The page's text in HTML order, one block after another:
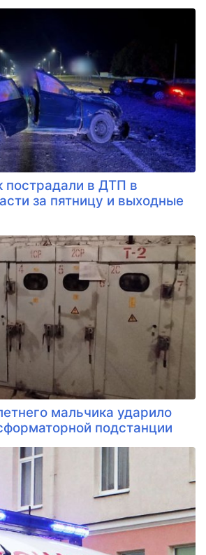
пострадали в ДТП в
за пятницу и выходные
мальчика ударило
подстанции